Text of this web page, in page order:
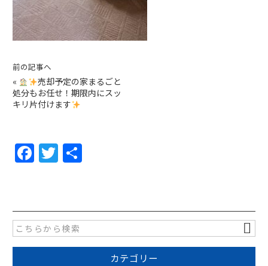
前の記事へ
«
売却予定の家まるごと
処分もお任せ！期限内にスッ
キリ片付けます
F
e
b
o
T
er
カテゴリー